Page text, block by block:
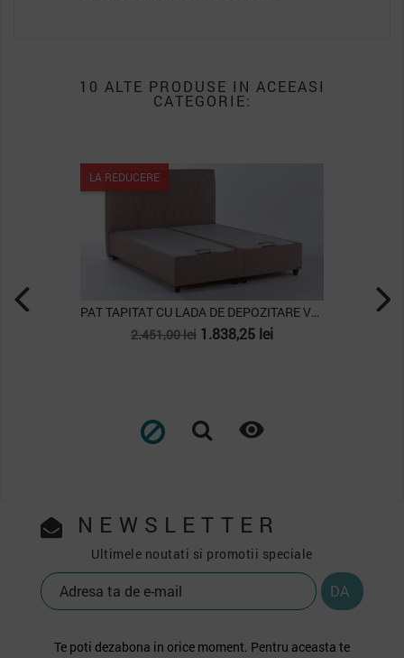
10 ALTE PRODUSE IN ACEEASI
CATEGORIE:
LA REDUCERE
PAT TAPITAT CU LADA DE DEPOZITARE VERSO,...
Pret
2.451,00 lei Pret
1.838,25 lei

NEWSLETTER
Ultimele noutati si promotii speciale
Te poti dezabona in orice moment. Pentru aceasta te